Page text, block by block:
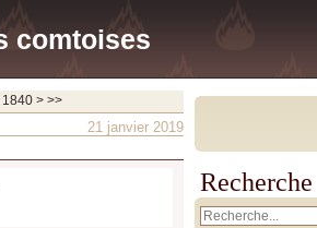
1840 1850
1860
1870
1880
1890
1900
2000
2100
2200
2300
2400
2500
2600
2700
2800
2900
3000
3100
3200
3300
3400
3500
3600
3700
> >>
21 janvier 2019
Recherche